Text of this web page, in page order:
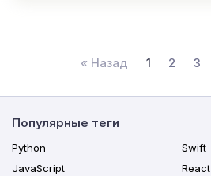
« Назад 1 2 3
Популярные теги
Python
JavaScript
Swift
React